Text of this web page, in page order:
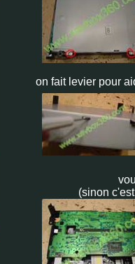
on fait levier pour
(sinon